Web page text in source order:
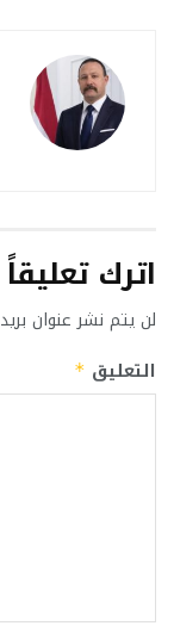
اترك تعليقاً
لن يتم نشر عنوان
التعليق *